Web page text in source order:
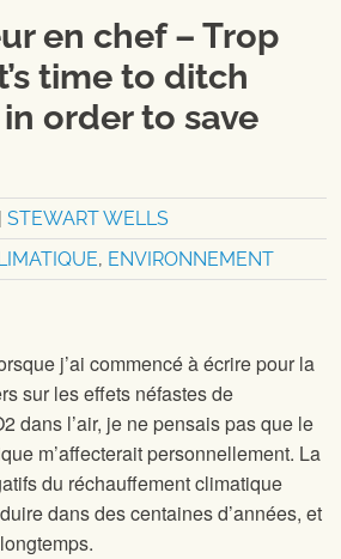
en chef – Trop
time to ditch
order to save
STEWART WELLS
, ENVIRONNEMENT
j’ai commencé à écrire pour la
sur les effets néfastes de
dans l’air, je ne pensais pas que le
m’affecterait personnellement. La
du réchauffement climatique
dans des centaines d’années, et